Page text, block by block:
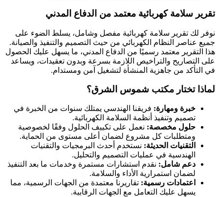
تقرير سلامة كهربائية معتمد من الدفاع المدني
نوفر لك تقرير سلامة كهربائية مفصل وشامل، يسلط الضوء على
جميع عناصر النظام الكهربائي من حيث التصميم والتنفيذ والصيانة.
هذا التقرير معتمد رسميًا من الدفاع المدني، ما يسهل عليك الحصول
على التصاريح والتراخيص اللازمة بسرعة وبدون تعقيدات، ويساعد
في التأكد من جاهزية المنشأة لتشغيل آمن ومستدام.
لماذا تختار مكتب شموس الشرق؟
خبرة ومهارة: فريقنا الهندسي يمتلك سنوات من الخبرة في
تصميم وتنفيذ أنظمة السلامة الكهربائية.
حلول مخصصة: نعمل على تكييف الحلول وفقًا لخصوصية
ومتطلبات كل مشروع لضمان أعلى مستوى من الحماية.
التقنيات الحديثة: نستخدم أحدث البرمجيات والتقنيات
الهندسية في عمليات التصميم والتحليل.
دعم شامل: نقدم استشارات مستمرة وخدمات ما بعد التنفيذ
لضمان استمرارية الأداء والسلامة.
اعتمادات رسمية: تقاريرنا معتمدة من الجهات الرسمية، مما
يسهل عليك التعامل مع الجهات الرقابية.